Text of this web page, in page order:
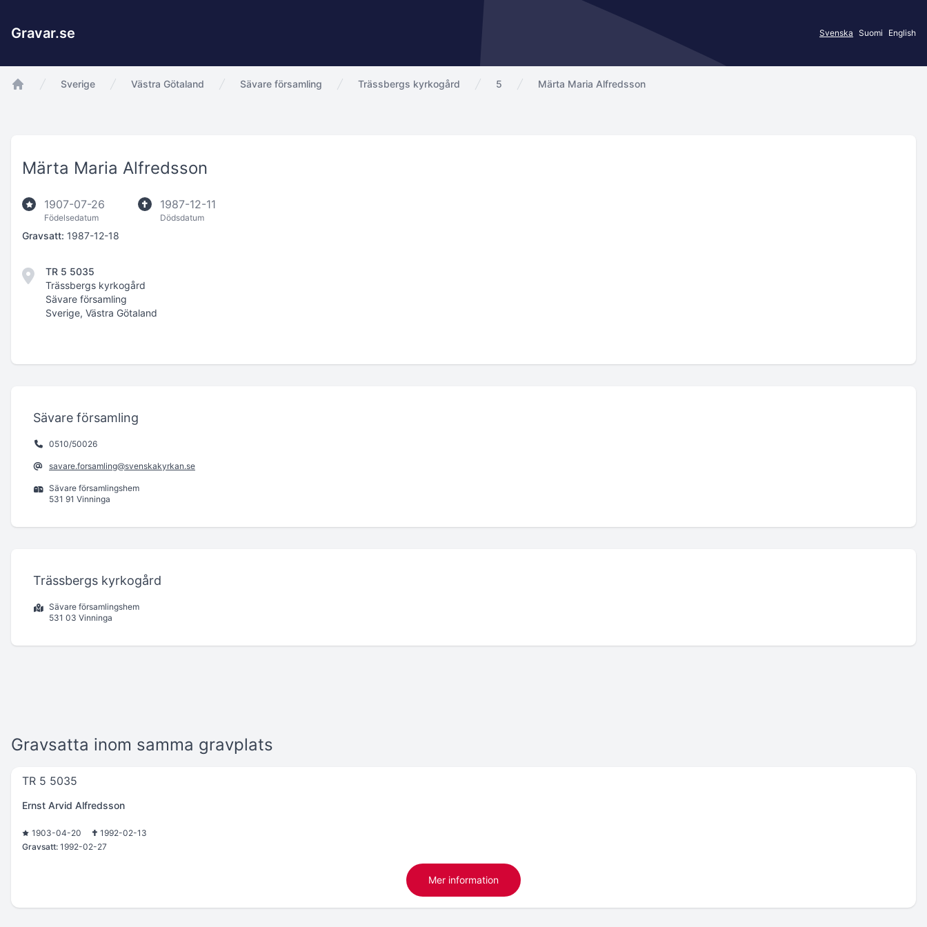
Gravar.se Svenska Suomi English
Sverige Västra Götaland Sävare församling Trässbergs kyrkogård 5 Märta Maria Alfredsson
Märta Maria Alfredsson
1907-07-26
Födelsedatum
1987-12-11
Dödsdatum
Gravsatt: 1987-12-18
TR 5 5035
Trässbergs kyrkogård
Sävare församling
Sverige, Västra Götaland
Sävare församling
0510/50026
savare.forsamling@svenskakyrkan.se
Sävare församlingshem
531 91 Vinninga
Trässbergs kyrkogård
Sävare församlingshem
531 03 Vinninga
Gravsatta inom samma gravplats
TR 5 5035
Ernst Arvid Alfredsson
1903-04-20
1992-02-13
Gravsatt: 1992-02-27
Mer information